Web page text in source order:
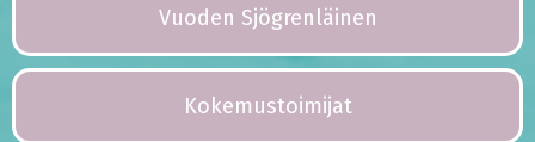
Vuoden Sjögrenläinen
Kokemustoimijat